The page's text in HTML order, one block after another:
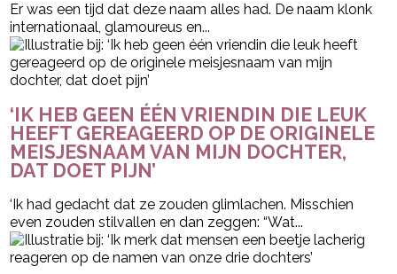
Er was een tijd dat deze naam alles had. De naam klonk
internationaal, glamoureus en...
‘IK HEB GEEN ÉÉN VRIENDIN DIE LEUK
HEEFT GEREAGEERD OP DE ORIGINELE
MEISJESNAAM VAN MIJN DOCHTER,
DAT DOET PIJN’
‘Ik had gedacht dat ze zouden glimlachen. Misschien
even zouden stilvallen en dan zeggen: “Wat...